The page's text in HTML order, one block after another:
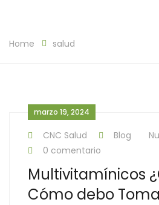
Home salud
marzo 19, 2024
CNC Salud Blog
0 comentario
Multivitamínicos
Cómo debo